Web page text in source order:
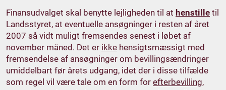
Finansudvalget skal benytte lejligheden til at henstille til
Landsstyret, at eventuelle ansøgninger i resten af året
2007 så vidt muligt fremsendes senest i løbet af
november måned. Det er ikke hensigtsmæssigt med
fremsendelse af ansøgninger om bevillingsændringer
umiddelbart før årets udgang, idet der i disse tilfælde
som regel vil være tale om en form for efterbevilling,